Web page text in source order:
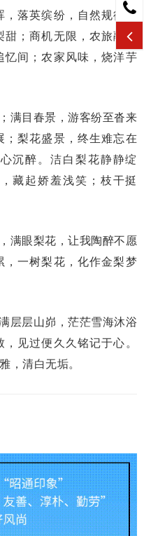
落英缤纷，自然规律人
；商机无限，农旅融合
间；农家风味，烧洋芋
满目春景，游客纷至沓来
梨花盛景，终生难忘在
沉醉。洁白梨花静静绽
藏起娇羞浅笑；枝干挺
满眼梨花，让我陶醉不愿
一树梨花，化作金梨梦
层层山峁，茫茫雪海沐浴
见过便久久铭记于心。
，清白无垢。